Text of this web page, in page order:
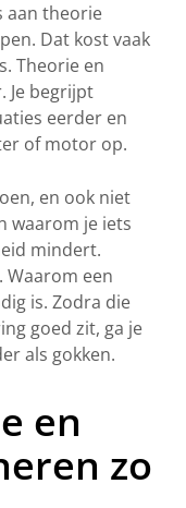
aan theorie
Dat kost vaak
Theorie en
Je begrijpt
eerder en
of motor op.
en ook niet
waarom je iets
mindert.
een
is. Zodra die
goed zit, ga je
als gokken.
en
zo